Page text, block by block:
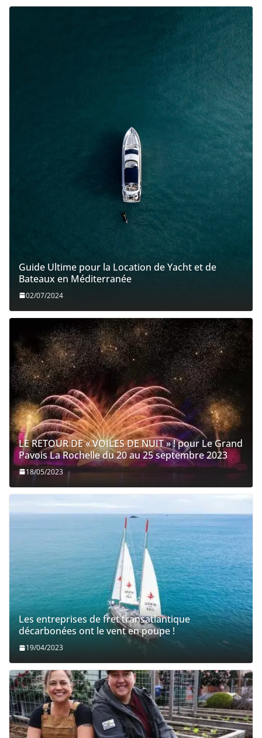
Guide Ultime pour la Location de Yacht et de
Bateaux en Méditerranée
02/07/2024
LE RETOUR DE « VOILES DE NUIT » ! pour Le Grand
Pavois La Rochelle du 20 au 25 septembre 2023
18/05/2023
Les entreprises de fret transatlantique
décarbonées ont le vent en poupe !
19/04/2023